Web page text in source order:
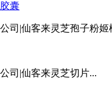
囊
司|仙客来灵芝孢子粉姬
司|仙客来灵芝切片...